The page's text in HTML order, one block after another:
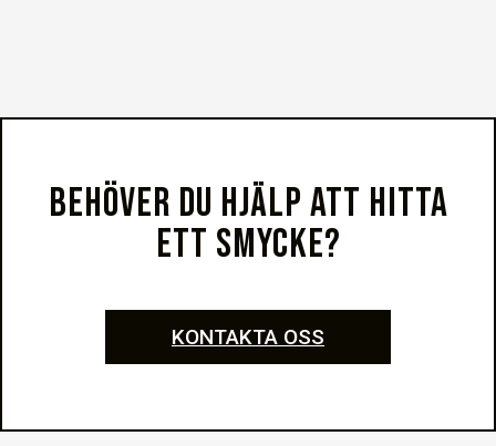
BEHÖVER DU HJÄLP ATT HITTA
ETT SMYCKE?
KONTAKTA OSS